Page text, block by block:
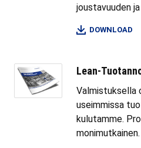
joustavuuden
DOWNLOAD
Lean-
Valmistuksella
useimmissa
kulutamme.
monimutkainen.